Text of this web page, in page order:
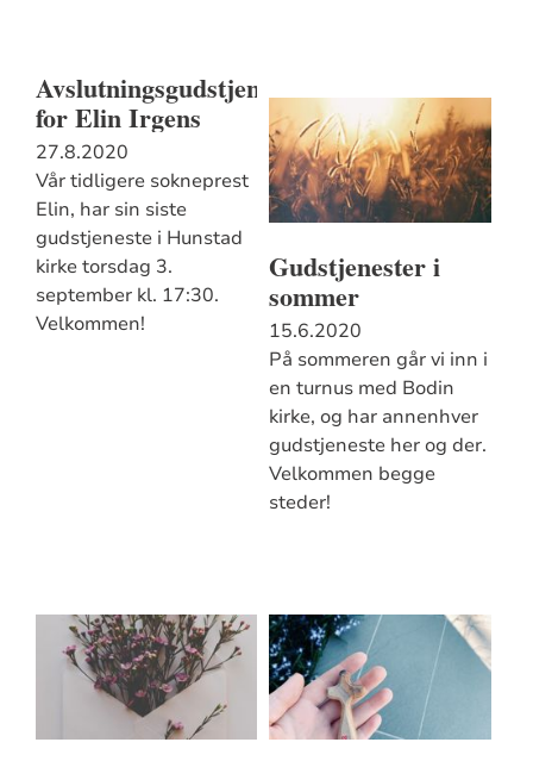
Avslutningsgudstjeneste
for Elin Irgens
27.8.2020
Vår tidligere sokneprest
Elin, har sin siste
gudstjeneste i Hunstad
kirke torsdag 3.
september kl. 17:30.
Velkommen!
Gudstjenester i
sommer
15.6.2020
På sommeren går vi inn i
en turnus med Bodin
kirke, og har annenhver
gudstjeneste her og der.
Velkommen begge
steder!